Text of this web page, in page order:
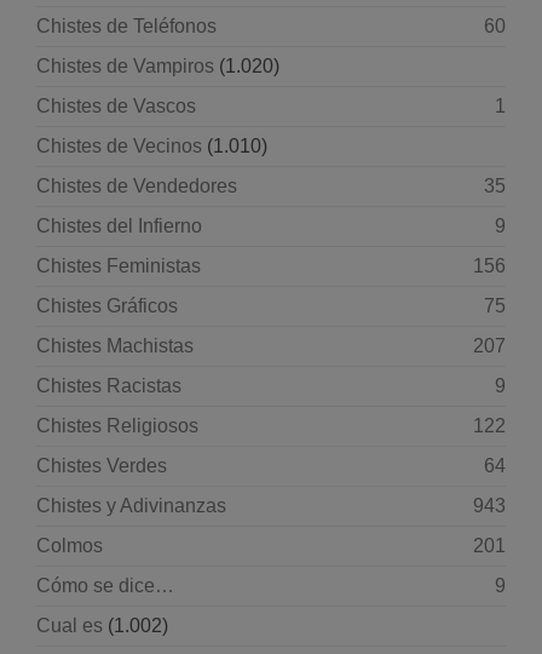
Chistes de Teléfonos
60
Chistes de Vampiros (1.020)
Chistes de Vascos
1
Chistes de Vecinos (1.010)
Chistes de Vendedores
35
Chistes del Infierno
9
Chistes Feministas
156
Chistes Gráficos
75
Chistes Machistas
207
Chistes Racistas
9
Chistes Religiosos
122
Chistes Verdes
64
Chistes y Adivinanzas
943
Colmos
201
Cómo se dice…
9
Cual es (1.002)